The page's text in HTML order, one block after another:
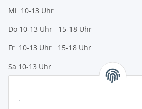
Mi 10-13 Uhr
Do 10-13 Uhr 15-18 Uhr
Fr 10-13 Uhr 15-18 Uhr
Sa 10-13 Uhr
Vorkasse (per Bank-Überweisung)